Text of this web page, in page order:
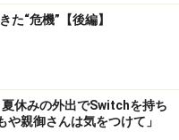
た“危機”【後編】
休みの外出でSwitchを持ち
親御さんは気をつけて」